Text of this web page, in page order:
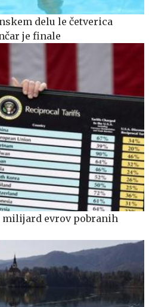
delu le četverica
je finale
evrov pobranih